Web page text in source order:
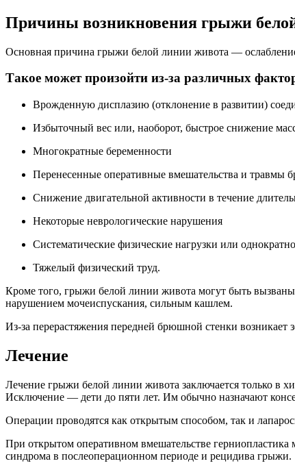
Причины возникновения грыжи
Основная причина грыжи белой линии живота —
Такое может произойти из-за различных
Врожденную дисплазию (отклонение в развитии)
Избыточный вес или, наоборот, быстрое снижение
Многократные беременности
Перенесенные оперативные вмешательства и
Снижение двигательной активности в течение
Некоторые неврологические нарушения
Систематические физические нагрузки или
Тяжелый физический труд.
Кроме того, грыжи белой линии живота могут быть
нарушением мочеиспускания, сильным кашлем.
Из-за перерастяжения передней брюшной стенки
Лечение
Лечение грыжи белой линии живота заключается только в
Исключение — дети до пяти лет. Им обычно назначают
Операции проводятся как открытым способом, так и
При открытом оперативном вмешательстве
синдрома в послеоперационном периоде и рецидива грыжи.